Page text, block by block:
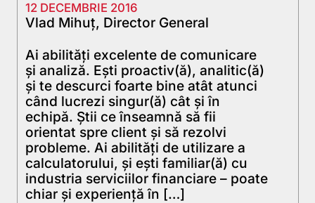
12 DECEMBRIE 2016
Vlad Mihuț, Director General
Ai abilități excelente de comunicare
și analiză. Ești proactiv(ă), analitic(ă)
și te descurci foarte bine atât atunci
când lucrezi singur(ă) cât și în
echipă. Știi ce înseamnă să fii
orientat spre client și să rezolvi
probleme. Ai abilități de utilizare a
calculatorului, și ești familiar(ă) cu
industria serviciilor financiare – poate
chiar și experiență în […]